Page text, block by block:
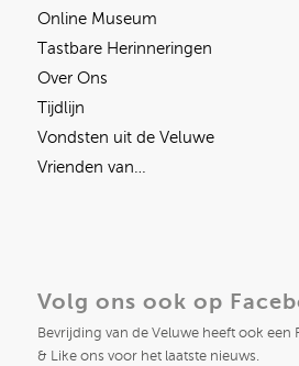
Online Museum
Tastbare Herinneringen
Over Ons
Tijdlijn
Vondsten uit de Veluwe
Vrienden van…
Volg ons ook op
Bevrijding van de Veluwe heeft ook een
& Like ons voor het laatste nieuws.